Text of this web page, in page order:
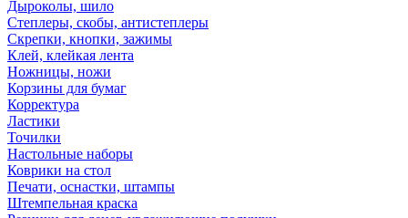
Дыроколы, шило
Степлеры, скобы, антистеплеры
Скрепки, кнопки, зажимы
Клей, клейкая лента
Ножницы, ножи
Корзины для бумаг
Корректура
Ластики
Точилки
Настольные наборы
Коврики на стол
Печати, оснастки, штампы
Штемпельная краска